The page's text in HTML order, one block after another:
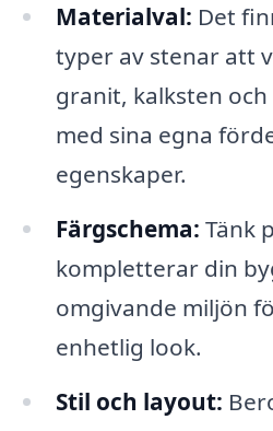
Materialval: Det
typer av stenar att
granit, kalksten
med sina egna
egenskaper.
Färgschema: Tänk
kompletterar din
omgivande miljön
enhetlig look.
Stil och layout: